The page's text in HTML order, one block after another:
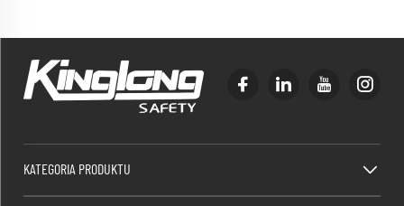
KATEGORIA PRODUKTU